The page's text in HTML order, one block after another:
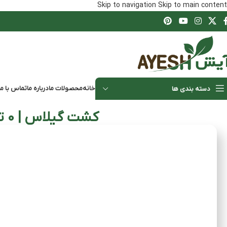
Skip to navigation Skip to main content
دسته بندی ها خانهمحصولات مادرباره ماتماس با
کشت گیلاس | 0 تا 100 کاشت گیلاس